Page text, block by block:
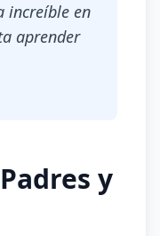
increíble en
aprender
y